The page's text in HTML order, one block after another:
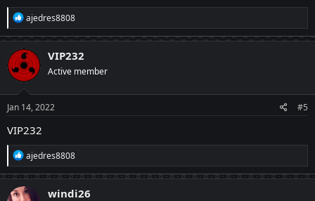
R
e
a
c
t
i
o
n
s
:
ajedres8808
VIP232
Active member
Jan 14, 2022 #5
VIP232
R
e
a
c
ajedres8808
windi26